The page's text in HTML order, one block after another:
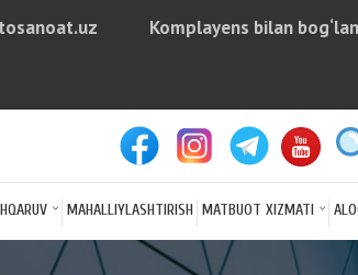
arrow
Komplayens bilan
MAHALLIYLASHTIRISH MATBUOT XIZMATI